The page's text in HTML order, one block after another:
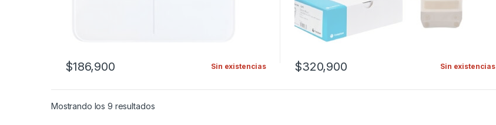
$186,900 Sin existencias $320,900 Sin existencias
Mostrando los 9 resultados